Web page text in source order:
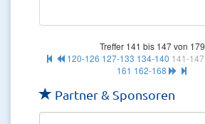
Treffer 141 bis 147 von 179
120-126 127-133 134-140 141-147
161 162-168
Partner & Sponsoren